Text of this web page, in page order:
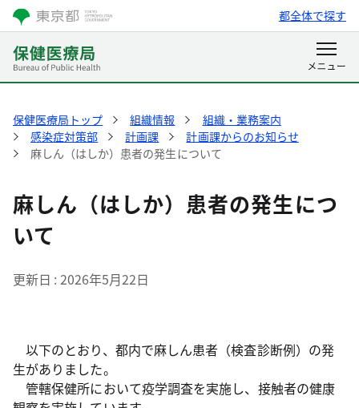
都全体で探す
保健医療局トップ 組織情報
組織・業務案内
感染症対策部
計画課
計画課からのお知らせ
麻しん（はしか）患者の発生について
麻しん（はしか）患者の発生につ
いて
更新日 2026年5月22日
以下のとおり、都内で麻しん患者（検査診断例）の発
生がありました。
管轄保健所において疫学調査を実施し、接触者の健康